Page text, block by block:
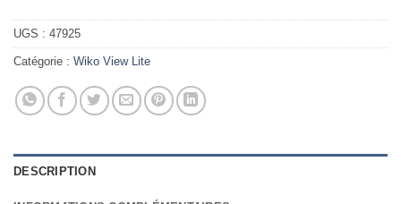
UGS : 47925
Catégorie : Wiko View Lite
DESCRIPTION